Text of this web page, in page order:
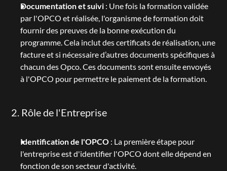
Documentation et suivi : Une fois la formation validée
par l'OPCO et réalisée, l'organisme de formation doit
fournir des preuves de la bonne exécution du
programme. Cela inclut des certificats de réalisation, une
facture et si nécessaire d’autres documents spécifiques à
chacun des Opco. Ces documents sont ensuite envoyés
à l'OPCO pour permettre le paiement de la formation.
2. Rôle de l'Entreprise
Identification de l'OPCO : La première étape pour
l'entreprise est d'identifier l'OPCO dont elle dépend en
fonction de son secteur d'activité.